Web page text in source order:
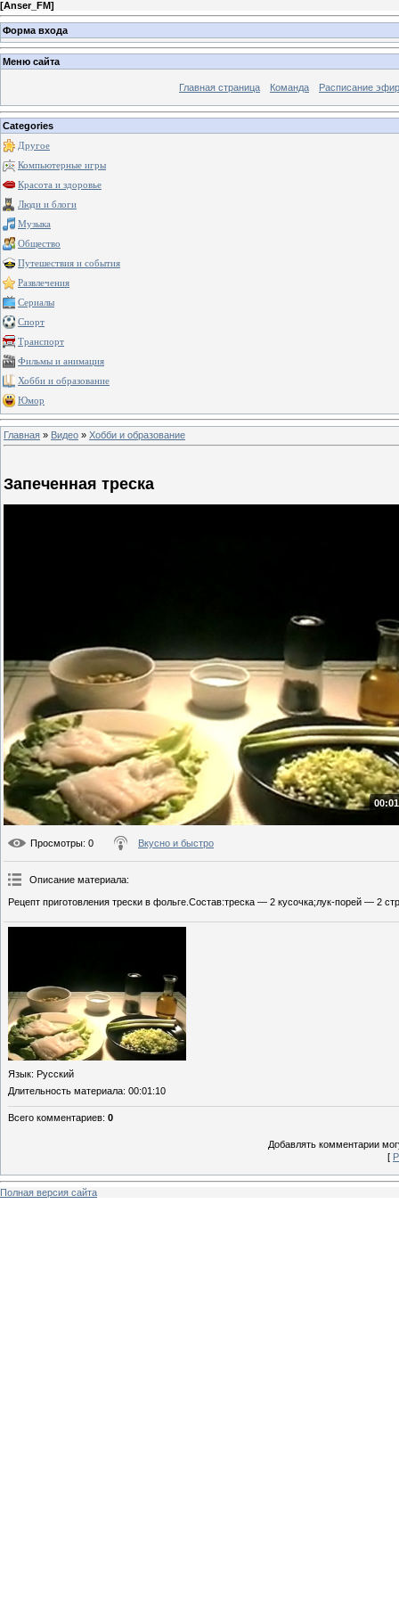
[Anser_FM]
Форма входа
Меню сайта
Главная страница Команда Расписание
Categories
Другое
Компьютерные игры
Красота и здоровье
Люди и блоги
Музыка
Общество
Путешествия и события
Развлечения
Сериалы
Спорт
Транспорт
Фильмы и анимация
Хобби и образование
Юмор
Главная » Видео » Хобби и образование
Запеченная треска
Просмотры: 0 Вкусно и быстро
Описание материала:
Рецепт приготовления трески в фольге.Состав:треска — 2 кусочка;лук-порей — 2
Язык: Русский
Длительность материала: 00:01:10
Всего комментариев: 0
Добавлять комментарии
[
Полная версия сайта